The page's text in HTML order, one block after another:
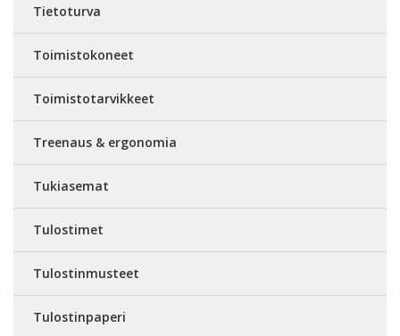
Tietoturva
Toimistokoneet
Toimistotarvikkeet
Treenaus & ergonomia
Tukiasemat
Tulostimet
Tulostinmusteet
Tulostinpaperi